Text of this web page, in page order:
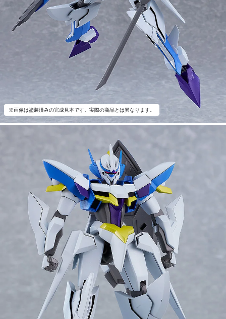
※画像は塗装済みの完成見本です。実際の商品とは異なります。